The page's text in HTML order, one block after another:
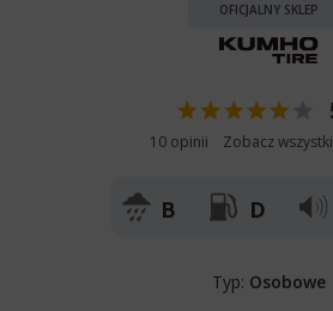
OFICJALNY SKLEP
10 opinii Zobacz
B D
Typ: Osobowe